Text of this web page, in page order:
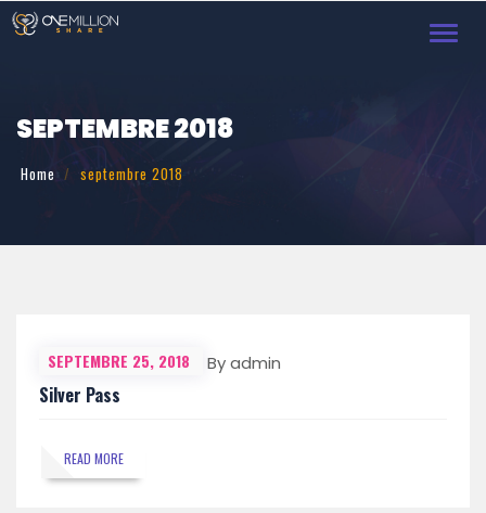
SEPTEMBRE 2018
Home septembre 2018
SEPTEMBRE 25, 2018 By admin
Silver Pass
READ MORE